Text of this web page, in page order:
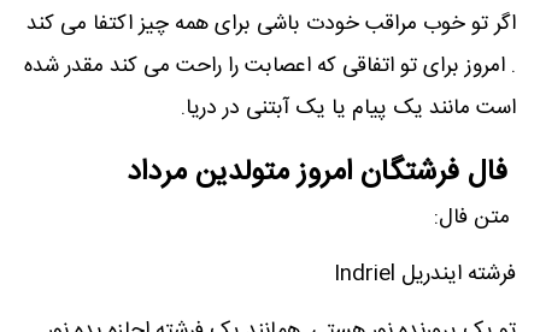
اگر تو خوب مراقب خودت باشی برای همه چیز اکتفا می کند
. امروز برای تو اتفاقی که اعصابت را راحت می کند مقدر شده
است مانند یک پیام یا یک آبتنی در دریا.
فال فرشتگان امروز متولدین مرداد
متن فال:
فرشته ایندریل Indriel